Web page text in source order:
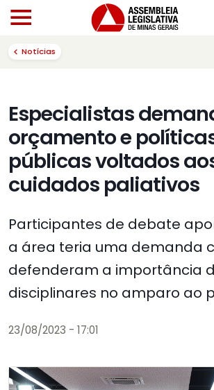
Notícias
Especialistas
orçamento e
públicas voltados
cuidados paliativos
Participantes de debate
a área teria uma demanda
defenderam a importância
disciplinares no amparo ao
23/08/2023 - 17:01